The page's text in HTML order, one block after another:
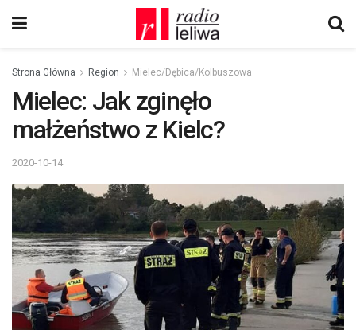
Strona Główna Region Mielec/Dębica/Kolbuszowa
Mielec: Jak zginęło
małżeństwo z Kielc?
2020-10-14